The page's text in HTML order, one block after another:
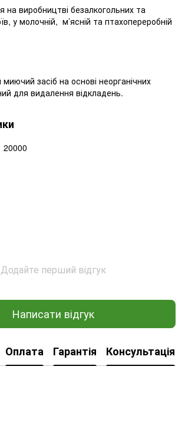
на виробництві безалкогольних та
у молочній, м’ясній та птахопереробній
засіб на основі неорганічних
для видалення відкладень.
20000
Додайте перший відгук
Написати відгук
Оплата Гарантія Консультація